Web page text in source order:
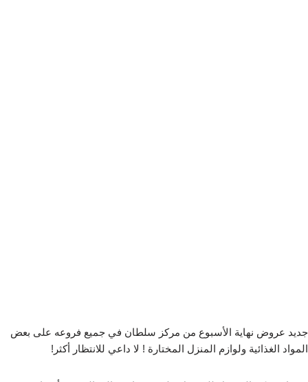
جديد عروض نهاية الأسبوع من مركز سلطان في جميع فروعه على بعض
المواد الغذائية ولوازم المنزل المختارة ! لا داعي للانتظار أكثر!